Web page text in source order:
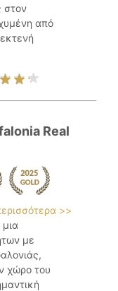
στον
από
Real
>>
με
χώρο του